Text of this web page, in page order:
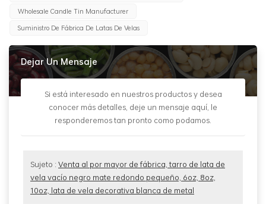
Wholesale Candle Tin Manufacturer
Suministro De Fábrica De Latas De Velas
Dejar Un Mensaje
Si está interesado en nuestros productos y desea
conocer más detalles, deje un mensaje aquí, le
responderemos tan pronto como podamos.
Sujeto : Venta al por mayor de fábrica, tarro de lata de
vela vacío negro mate redondo pequeño, 6oz, 8oz,
10oz, lata de vela decorativa blanca de metal